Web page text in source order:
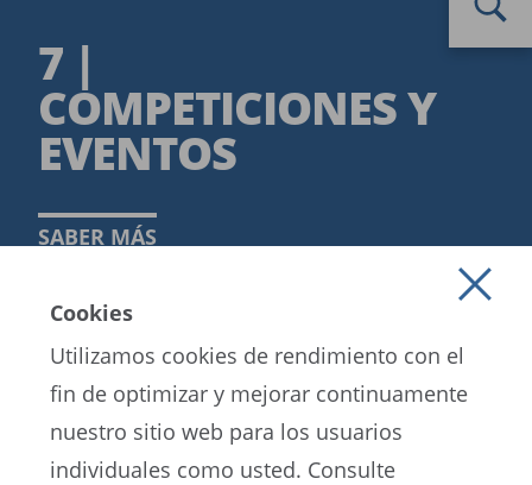
7 |
COMPETICIONES Y
EVENTOS
SABER MÁS
Cookies
Utilizamos cookies de rendimiento con el
fin de optimizar y mejorar continuamente
nuestro sitio web para los usuarios
individuales como usted. Consulte